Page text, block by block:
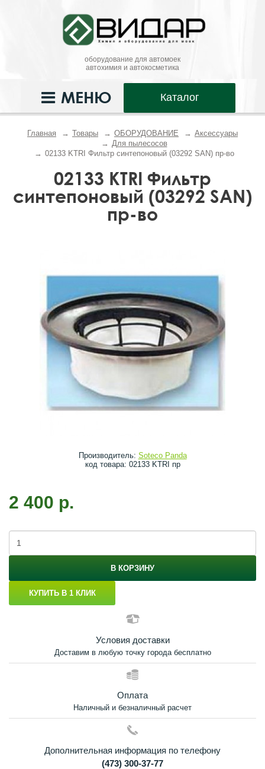
оборудование для автомоек
автохимия и автокосметика
Каталог
МЕНЮ
Главная Товары ОБОРУДОВАНИЕ
Аксессуары
Для пылесосов
02133 KTRI Фильтр синтепоновый (03292 SAN) пр-во
02133 KTRI Фильтр
синтепоновый (03292 SAN)
пр-во
Производитель: Soteco Panda
код товара: 02133 KTRI пр
2 400 р.
В КОРЗИНУ
КУПИТЬ В 1 КЛИК
Условия доставки
Доставим в любую точку города бесплатно
Оплата
Наличный и безналичный расчет
Дополнительная информация по телефону
(473) 300-37-77